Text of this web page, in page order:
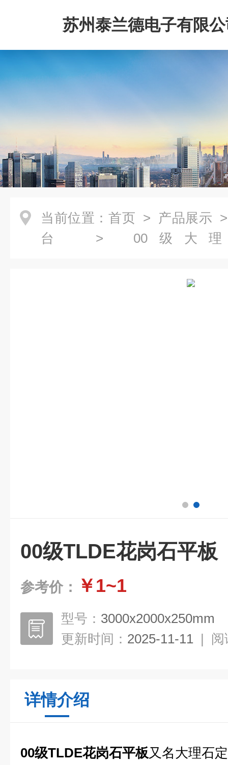
苏州泰兰德电子有限
当前位置： 首页 > 产品展示
台
> 00级大
00级TLDE花岗石平板
参考价： ￥1~1
型号： 3000x2000x250mm
更新时间： 2025-11-11 | 阅
详情介绍
00级TLDE花岗石平板又名大理石